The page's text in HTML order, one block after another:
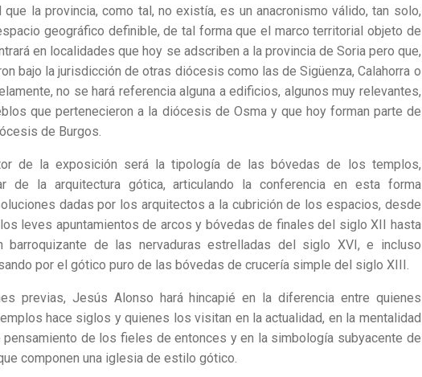
la provincia, como tal, no existía, es un anacronismo válido, tan solo,
geográfico definible, de tal forma que el marco territorial objeto de
en localidades que hoy se adscriben a la provincia de Soria pero que,
bajo la jurisdicción de otras diócesis como las de Sigüenza, Calahorra o
no se hará referencia alguna a edificios, algunos muy relevantes,
que pertenecieron a la diócesis de Osma y que hoy forman parte de
de Burgos.
de la exposición será la tipología de las bóvedas de los templos,
de la arquitectura gótica, articulando la conferencia en esta forma
dadas por los arquitectos a la cubrición de los espacios, desde
leves apuntamientos de arcos y bóvedas de finales del siglo XII hasta
barroquizante de las nervaduras estrelladas del siglo XVI, e incluso
por el gótico puro de las bóvedas de crucería simple del siglo XIII.
previas, Jesús Alonso hará hincapié en la diferencia entre quienes
hace siglos y quienes los visitan en la actualidad, en la mentalidad
de los fieles de entonces y en la simbología subyacente de
componen una iglesia de estilo gótico.